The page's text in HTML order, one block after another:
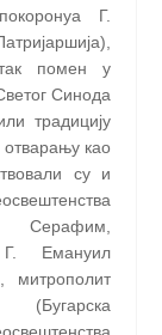
Г.
помен у
Синода
традицију
као
су и
Серафим,
Г. Емануил
митрополит